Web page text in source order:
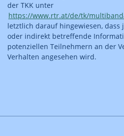
der TKK unter
https://www.rtr.at/de/tk/
letztlich darauf hingewiesen,
oder indirekt betreffende
potenziellen Teilnehmern an der
Verhalten angesehen wird.